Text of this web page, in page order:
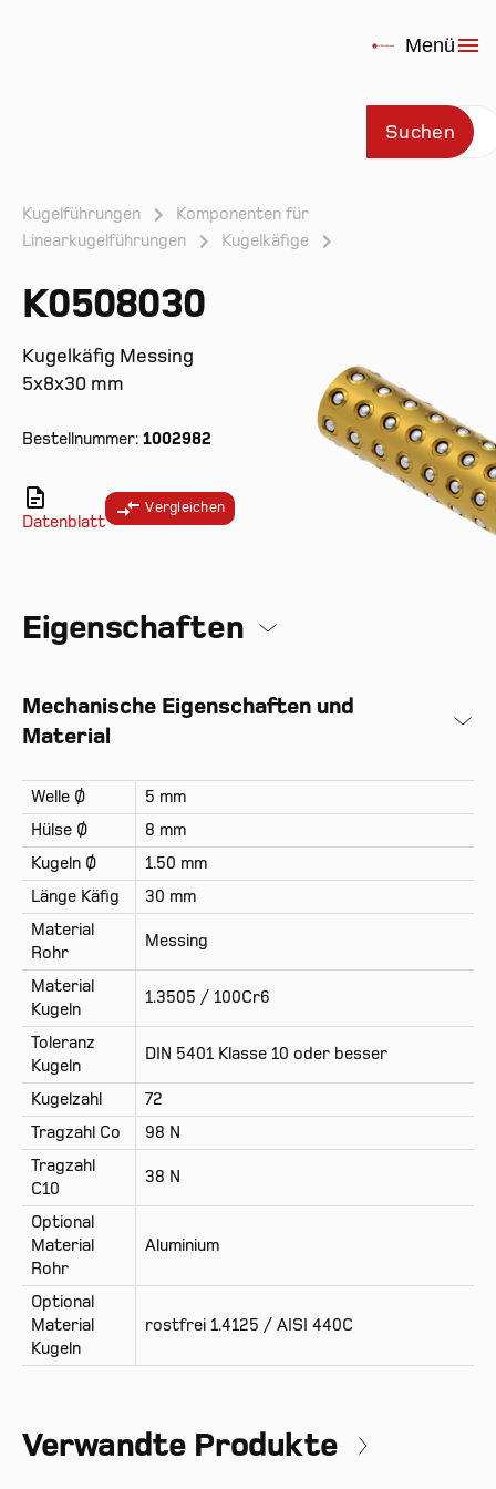
Menü
Suchen
Kugelführungen
Komponenten für
Linearkugelführungen
Kugelkäfige
K0508030
Kugelkäfig Messing
5x8x30 mm
Bestellnummer: 1002982
Datenblatt
Vergleichen
Eigenschaften
Mechanische Eigenschaften und
Material
Welle Ø
5 mm
Hülse Ø
8 mm
Kugeln Ø
1.50 mm
Länge Käfig
30 mm
Material
Rohr
Messing
Material
Kugeln
1.3505 / 100Cr6
Toleranz
Kugeln
DIN 5401 Klasse 10 oder besser
Kugelzahl
72
Tragzahl Co
98 N
Tragzahl
C10
38 N
Optional
Material
Rohr
Aluminium
Optional
Material
Kugeln
rostfrei 1.4125 / AISI 440C
Verwandte Produkte